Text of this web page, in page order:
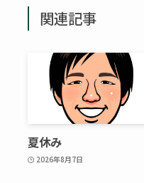
関連記事
夏休み
2026年8月7日